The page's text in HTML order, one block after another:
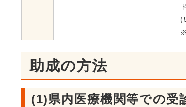
助成の方法
(1)県内医療機関等での受